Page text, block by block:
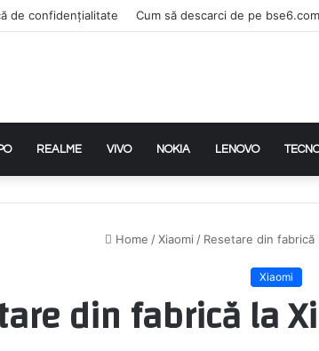
de confidențialitate Cum să descarci de pe bse6.com
REALME VIVO NOKIA LENOVO
Home / Xiaomi / Resetare din fabrică
Xiaomi
din fabrică la